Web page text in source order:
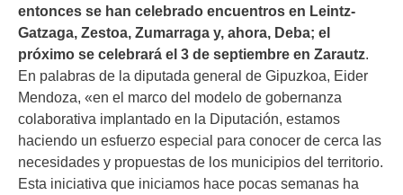
entonces se han celebrado encuentros en Leintz-
Gatzaga, Zestoa, Zumarraga y, ahora, Deba; el
próximo se celebrará el 3 de septiembre en Zarautz
En palabras de la diputada general de Gipuzkoa, Eider
Mendoza, «en el marco del modelo de gobernanza
colaborativa implantado en la Diputación, estamos
haciendo un esfuerzo especial para conocer de cerca las
necesidades y propuestas de los municipios del territorio.
Esta iniciativa que iniciamos hace pocas semanas ha